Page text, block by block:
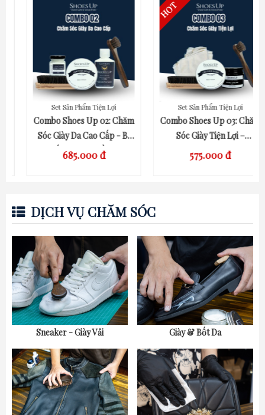
QUICK VIEW
Set Sản Phẩm Tiện Lợi
Combo Shoes Up 02: Chăm
Sóc Giày Da Cao Cấp - Bí
Quyết Giữ Giày Bền Đẹp
685.000 đ
QUICK VIEW
Set Sản Phẩm Tiện Lợi
Combo Shoes Up 03: Chăm
Sóc Giày Tiện Lợi –
Nhanh,Gọn,Hiệu Quả
575.000 đ
DỊCH VỤ CHĂM SÓC
Sneaker - Giày Vải Giày & Bốt Da